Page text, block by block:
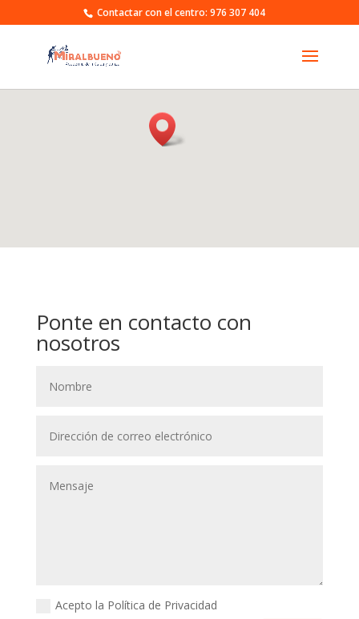
Contactar con el centro: 976 307 404
Ponte en contacto con
nosotros
Acepto la Política de Privacidad